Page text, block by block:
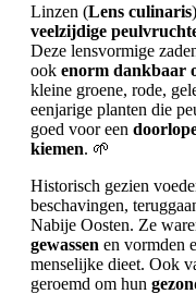
Linzen (Lens culinaris
veelzijdige
Deze lensvormige
ook enorm dankbaar
kleine groene, rode,
eenjarige planten die
goed voor een
kiemen. 🌱
Historisch gezien
beschavingen,
Nabije Oosten. Ze
gewassen en vormden
menselijke dieet. Ook
geroemd om hun